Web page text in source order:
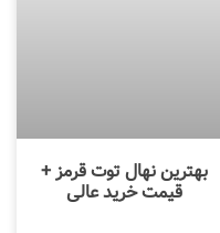
بهترین نهال توت قرمز +
قیمت خرید عالی